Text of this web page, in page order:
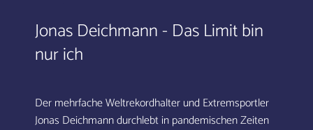
Jonas Deichmann - Das Limit bin
nur ich
Der mehrfache Weltrekordhalter und Extremsportler
Jonas Deichmann durchlebt in pandemischen Zeiten